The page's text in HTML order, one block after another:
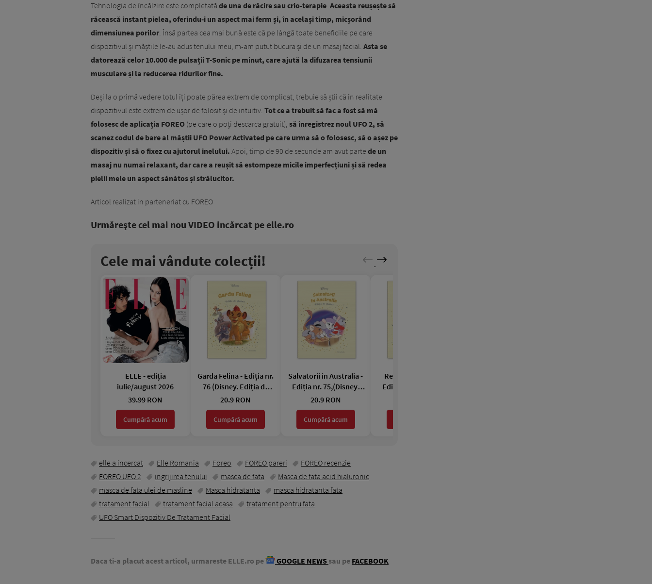
Tehnologia de încălzire este completată de una de răcire sau crio-terapie. Aceasta reușește să
răcească instant pielea, oferindu-i un aspect mai ferm și, în același timp, micșorând
dimensiunea porilor. Însă partea cea mai bună este că pe lângă toate beneficiile pe care
dispozitivul și măștile le-au adus tenului meu, m-am putut bucura și de un masaj facial. Asta se
datorează celor 10.000 de pulsații T-Sonic pe minut, care ajută la difuzarea tensiunii
musculare și la reducerea ridurilor fine.
Deși la o primă vedere totul îți poate părea extrem de complicat, trebuie să știi că în realitate
dispozitivul este extrem de ușor de folosit și de intuitiv. Tot ce a trebuit să fac a fost să mă
folosesc de aplicația FOREO (pe care o poți descarca gratuit), să înregistrez noul UFO 2, să
scanez codul de bare al măștii UFO Power Activated pe care urma să o folosesc, să o așez pe
dispozitiv și să o fixez cu ajutorul inelului. Apoi, timp de 90 de secunde am avut parte de un
masaj nu numai relaxant, dar care a reușit să estompeze micile imperfecțiuni și să redea
pielii mele un aspect sănătos și strălucitor.
Articol realizat in parteneriat cu FOREO
Urmăreşte cel mai nou VIDEO incărcat pe elle.ro
Cele mai vândute colecții!
ELLE - ediția
iulie/august 2026
39.99 RON
Cumpără acum
Garda Felina - Ediția nr.
76 (Disney. Ediția de
platină)
20.9 RON
Cumpără acum
Salvatorii in Australia -
Ediția nr. 75,(Disney.
Ediția de platină)
20.9 RON
Cumpără acum
Regatul de Gheata-
Ediția nr. 74,(Disney.
elle a incercat Elle Romania Foreo FOREO pareri
FOREO recenzie
FOREO UFO 2
ingrijirea tenului masca de fata
Masca de fata acid hialuronic
masca de fata ulei de masline
Masca hidratanta
masca hidratanta fata
tratament facial
tratament facial acasa
tratament pentru fata
UFO Smart Dispozitiv De Tratament Facial
Daca ti-a placut acest articol, urmareste ELLE.ro pe GOOGLE NEWS sau pe FACEBOOK